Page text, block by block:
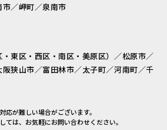
／岬町／泉南市
東区・西区・南区・美原区）／松原市／
狭山市／富田林市／太子町／河南町／千
が難しい場合がございます。
は、お気軽にお問い合わせください。